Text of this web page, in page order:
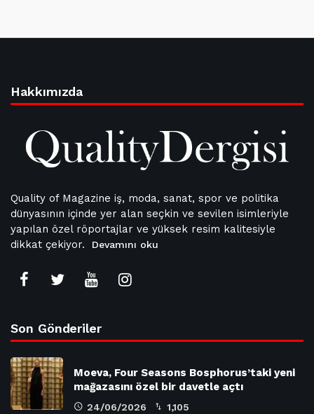
Hakkımızda
Quality of Magazine iş, moda, sanat, spor ve politika
dünyasının içinde yer alan seçkin ve sevilen isimleriyle
yapılan özel röportajlar ve yüksek resim kalitesiyle
dikkat çekiyor.
Devamını oku
Son Gönderiler
Moeva, Four Seasons Bosphorus’taki yeni
mağazasını özel bir davetle açtı
24/06/2026 1,105